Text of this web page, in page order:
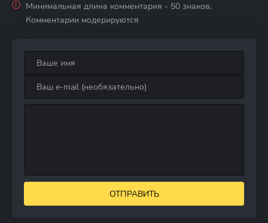
Минимальная длина комментария - 50 знаков.
Комментарии модерируются
ОТПРАВИТЬ